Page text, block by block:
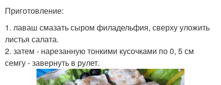
Приготовление:
1. лаваш смазать сыром филадельфия, сверху уложить
листья салата.
2. затем - нарезанную тонкими кусочками по 0, 5 см
семгу - завернуть в рулет.